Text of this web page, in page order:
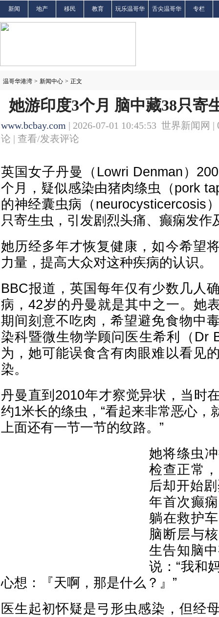
新闻 地产 移民 教育 玩乐温哥华 舌尖温哥华 专栏
温哥华港湾 > 新闻中心 > 正文
她游印度3个月 脑中藏38只
www.bcbay.com | 2026-07-01 10:45:53 世界新闻网 |
论 | 查看/发表评论
英国女子丹曼（Lowri Denman）
个月，疑似感染由猪肉绦虫（pork
的神经囊虫病（neurocysticercosis
只寄生虫，引发剧烈头痛、癫痫发作
她历经多年才恢复健康，如今希望
力量，提高大众对这种疾病的认识。
BBC报道，英国每年仅有少数几人
病，42岁的丹曼就是其中之一。她
期间刻意不吃肉，希望避免食物中
染科暨微生物学顾问医生希利（Dr
为，她可能误食含有肉眼难以看见
染。
丹曼直到2010年才察觉异状，当时
约1米长的绦虫，“看起来非常恶心，
上面还有一节一节的纹路。”
她将绦虫
检查正常
后却开始
年首次癫
躺在救护
脑断层与
生告知脑
说：“我和
心想：『天啊，那是什么？』”
医生起初怀疑是弓形虫感染，但经